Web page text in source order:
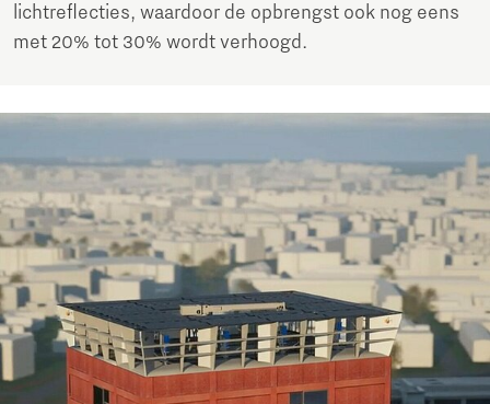
lichtreflecties, waardoor de opbrengst ook nog eens
met 20% tot 30% wordt verhoogd.